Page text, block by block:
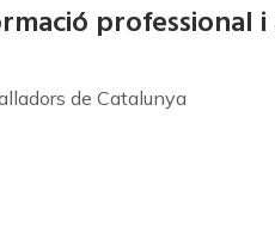
professional
de Catalunya